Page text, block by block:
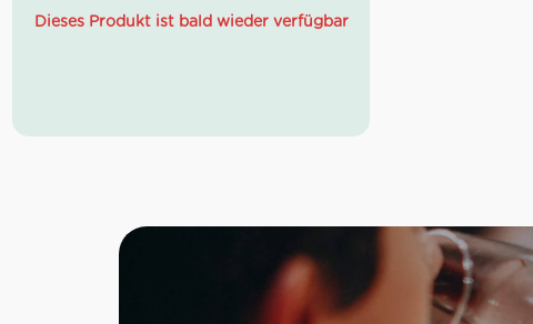
ist beige mit Schattierungen, die ins
geeignet – besonders lecker auf
Dieses Produkt ist bald wieder verfügbar